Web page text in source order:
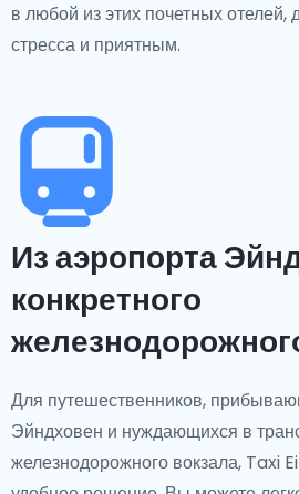
в любой из этих почетных отелей,
стресса и приятным.
Из аэропорта
конкретного
Для путешественников,
Эйндховен и нуждающихся в
железнодорожного вокзала, Taxi